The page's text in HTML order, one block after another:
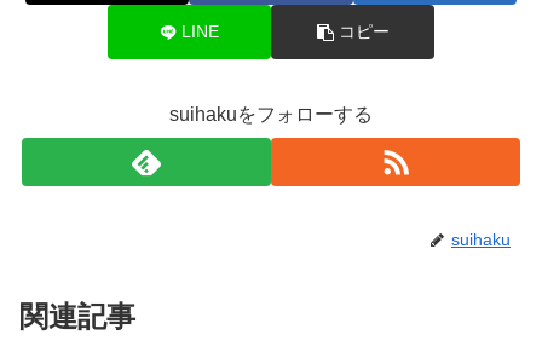
LINE コピー
suihakuをフォローする
suihaku
関連記事